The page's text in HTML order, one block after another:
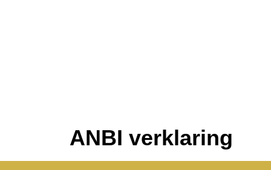
ANBI verklaring